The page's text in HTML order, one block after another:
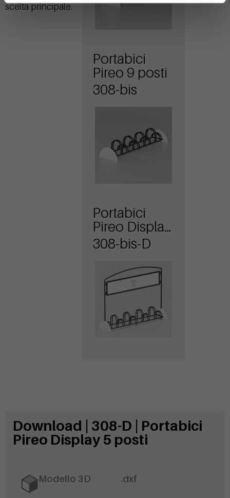
scelta principale.
Portabici
Pireo 9 posti
308-bis
Portabici
Pireo Display
9 posti
308-bis-D
Download | 308-D | Portabici
Pireo Display 5 posti
Modello 3D .dxf